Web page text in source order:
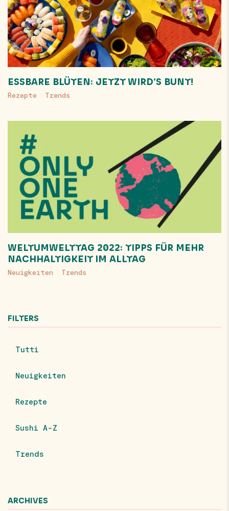
ESSBARE BLÜTEN: JETZT WIRD’S BUNT!
Rezepte Trends
WELTUMWELTTAG 2022: TIPPS FÜR MEHR
NACHHALTIGKEIT IM ALLTAG
Neuigkeiten Trends
FILTERS
Tutti
Neuigkeiten
Rezepte
Sushi A-Z
Trends
ARCHIVES